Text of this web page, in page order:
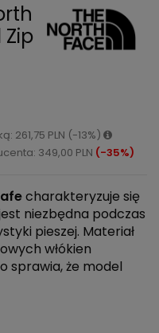
261,75 PLN (-13%)
349,00 PLN (-35%)
charakteryzuje się
niezbędna podczas
pieszej. Materiał
włókien
sprawia, że model